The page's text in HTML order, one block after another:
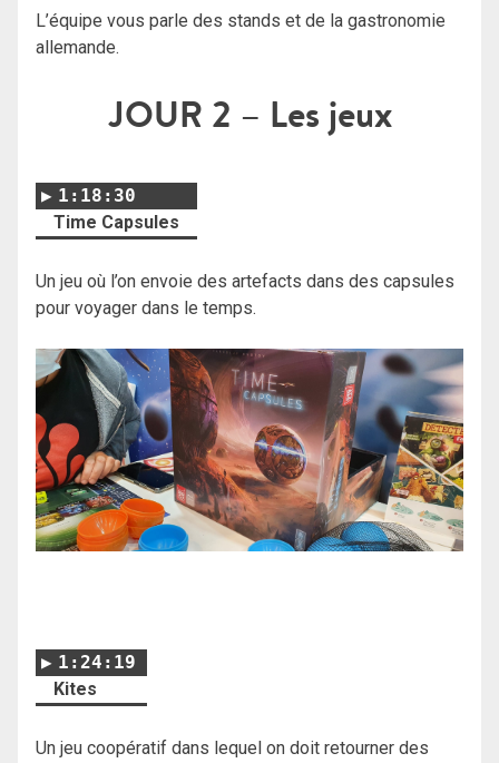
L’équipe vous parle des stands et de la gastronomie
allemande.
JOUR 2 – Les jeux
1:18:30
Time Capsules
Un jeu où l’on envoie des artefacts dans des capsules
pour voyager dans le temps.
1:24:19
Kites
Un jeu coopératif dans lequel on doit retourner des